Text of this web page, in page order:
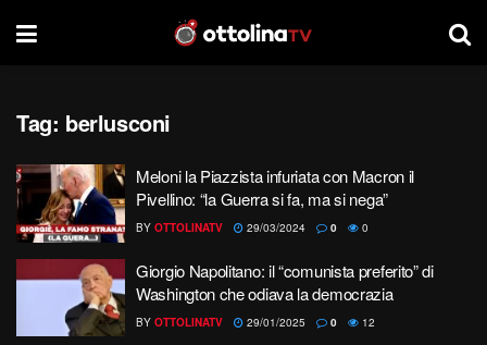
Tag: berlusconi
Meloni la Piazzista infuriata con Macron il
Pivellino: “la Guerra si fa, ma si nega”
BY OTTOLINATV 29/03/2024 0 0
Giorgio Napolitano: il “comunista preferito” di
Washington che odiava la democrazia
BY OTTOLINATV 29/01/2025 0 12